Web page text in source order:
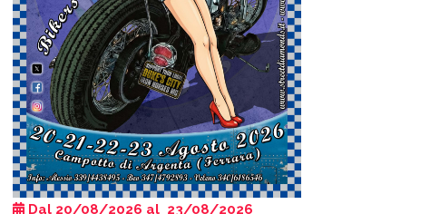
Dal 20/08/2026 al 23/08/2026